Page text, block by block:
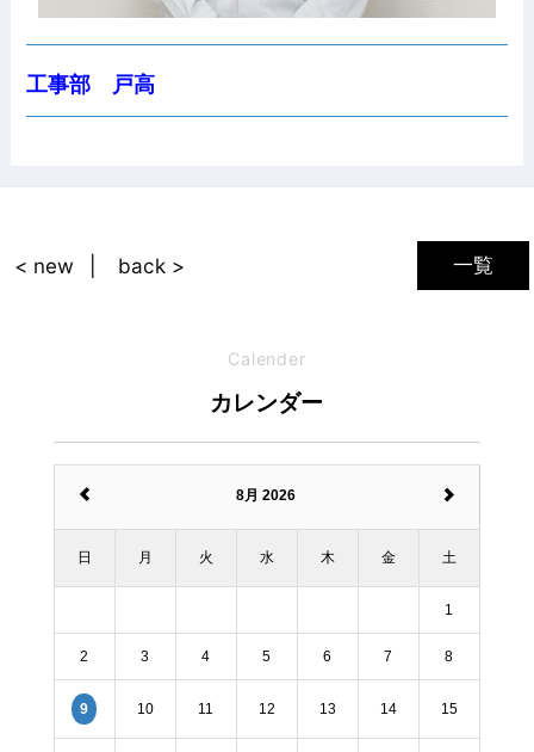
工事部 戸高
一覧
< new back >
Calender
カレンダー
8月 2026
日 月 火 水 木 金 土
1
2 3 4 5 6 7 8
9 10 11 12 13 14 15